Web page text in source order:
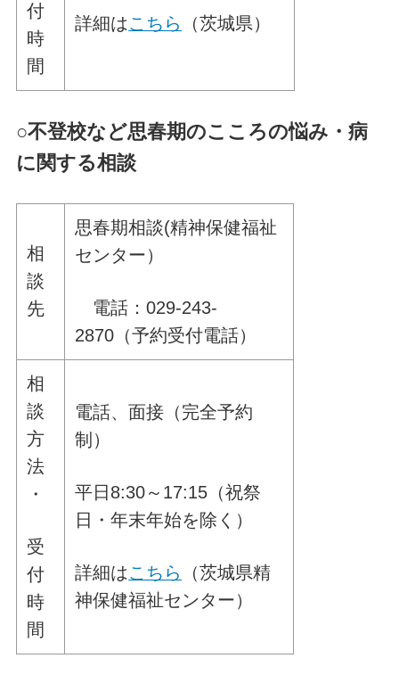
付
時
間
詳細はこちら （茨城県）
○不登校など思春期のこころの悩み・病
に関する相談
相
談
先
思春期相談(精神保健福祉
センター）
電話：029-243-
2870（予約受付電話）
相
談
方
法
・
受
付
時
間
電話、面接（完全予約
制）
平日8:30～17:15（祝祭
日・年末年始を除く）
詳細はこちら
（茨城県精
神保健福祉センター）